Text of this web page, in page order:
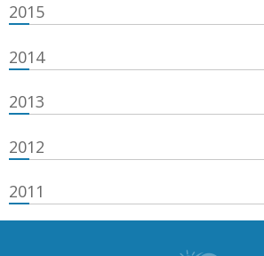
2015
2014
2013
2012
2011